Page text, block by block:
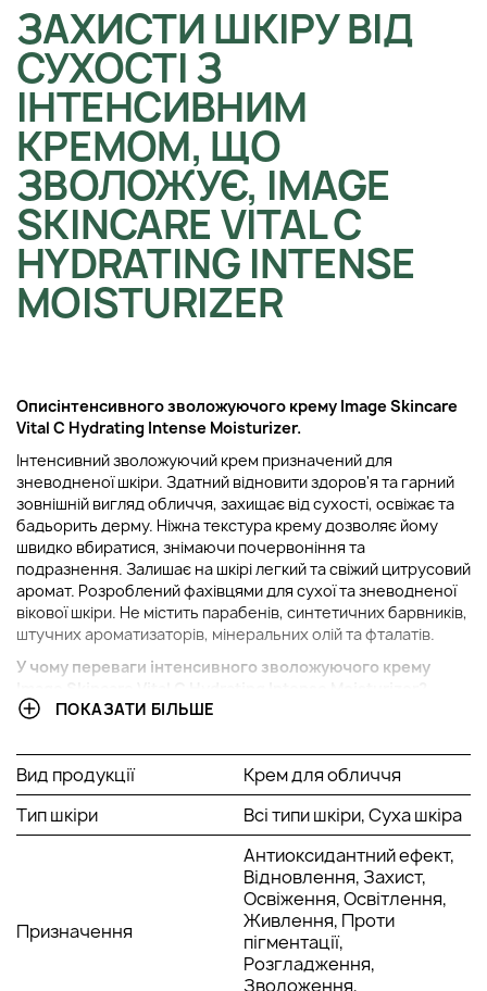
ЗАХИСТИ ШКІРУ ВІД
СУХОСТІ З
ІНТЕНСИВНИМ
КРЕМОМ, ЩО
ЗВОЛОЖУЄ, IMAGE
SKINCARE VITAL C
HYDRATING INTENSE
MOISTURIZER
Описінтенсивного зволожуючого крему Image Skincare
Vital C Hydrating Intense Moisturizer.
Інтенсивний зволожуючий крем призначений для
зневодненої шкіри. Здатний відновити здоров'я та гарний
зовнішній вигляд обличчя, захищає від сухості, освіжає та
бадьорить дерму. Ніжна текстура крему дозволяє йому
швидко вбиратися, знімаючи почервоніння та
подразнення. Залишає на шкірі легкий та свіжий цитрусовий
аромат. Розроблений фахівцями для сухої та зневодненої
вікової шкіри. Не містить парабенів, синтетичних барвників,
штучних ароматизаторів, мінеральних олій та фталатів.
У чому переваги інтенсивного зволожуючого крему
Регулярне використання Hydrating Intense
Moisturizer дозволяє відновити потрібний рівень
зволоження.
За утримання вологи в клітинах відповідає олія ши, а
гіалуронова кислота розгладжує шкіру, роблячи її
пружною та еластичною.
Косметичний продукт покликаний позбавити шкіру
проблеми сухості, надаючи їй еластичність і
пружність.
ПОКАЗАТИ БІЛЬШЕ
Вид продукції
Крем для обличчя
Тип шкіри
Всі типи шкіри, Суха шкіра
Призначення
Антиоксидантний ефект,
Відновлення, Захист,
Освіження, Освітлення,
Живлення, Проти
пігментації,
Розгладження,
Зволоження,